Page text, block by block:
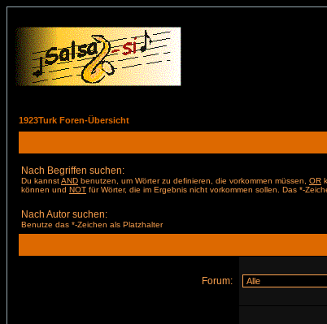
1923Turk Foren-Übersicht
Nach Begriffen suchen:
Du kannstAND benutzen, um Wörter zu definieren, die vorkommen müssen, OR
können und NOT für Wörter, die im Ergebnis nicht vorkommen sollen. Das *-
Nach Autor suchen:
Benutze das *-Zeichen als Platzhalter
Forum: